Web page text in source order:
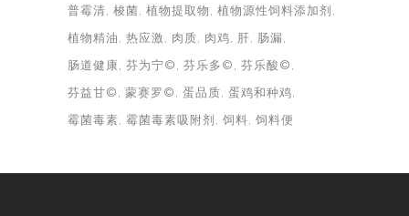
普霉清 梭菌 植物提取物
植物源性饲料添加剂
植物精油
热应激 肉质 肉鸡 肝
肠漏
肠道健康
芬为宁© 芬乐多©
芬乐酸©
芬益甘©
蒙赛罗© 蛋品质 蛋鸡和种鸡
霉菌毒素 霉菌毒素吸附剂 饲料 饲料便